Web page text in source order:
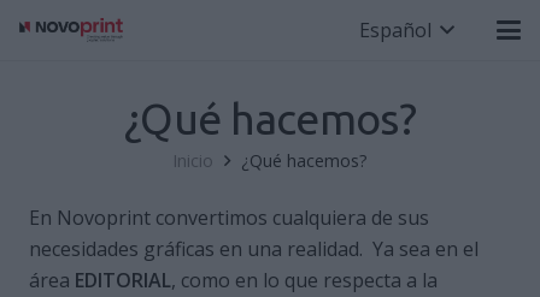
Español
¿Qué hacemos?
Inicio ¿Qué hacemos?
En Novoprint convertimos cualquiera de sus
necesidades gráficas en una realidad. Ya sea en el
área EDITORIAL, como en lo que respecta a la